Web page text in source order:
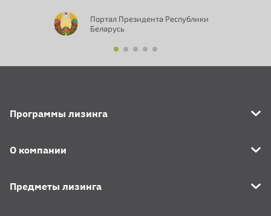
Форма заявки на
4.
компании-нерезидента РБ
5.
Портал Президента Республики
Беларусь
Программы лизинга
О компании
Предметы лизинга